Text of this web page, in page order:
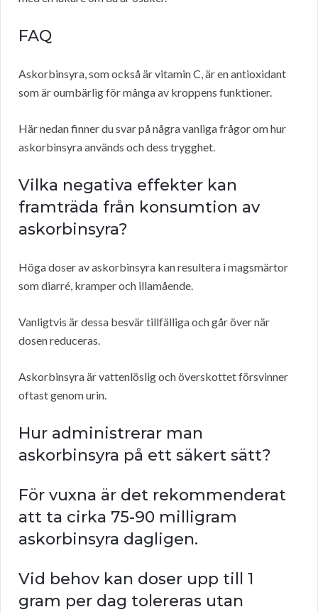
FAQ
Askorbinsyra, som också är vitamin C, är en antioxidant
som är oumbärlig för många av kroppens funktioner.
Här nedan finner du svar på några vanliga frågor om hur
askorbinsyra används och dess trygghet.
Vilka negativa effekter kan
framträda från konsumtion av
askorbinsyra?
Höga doser av askorbinsyra kan resultera i magsmärtor
som diarré, kramper och illamående.
Vanligtvis är dessa besvär tillfälliga och går över när
dosen reduceras.
Askorbinsyra är vattenlöslig och överskottet försvinner
oftast genom urin.
Hur administrerar man
askorbinsyra på ett säkert sätt?
För vuxna är det rekommenderat
att ta cirka 75-90 milligram
askorbinsyra dagligen.
Vid behov kan doser upp till 1
gram per dag tolereras utan